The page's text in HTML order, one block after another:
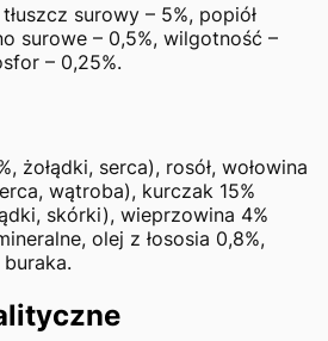
surowy – 5%, popiół
surowe – 0,5%, wilgotność –
– 0,25%.
żołądki, serca), rosół, wołowina
wątroba), kurczak 15%
skórki), wieprzowina 4%
olej z łososia 0,8%,